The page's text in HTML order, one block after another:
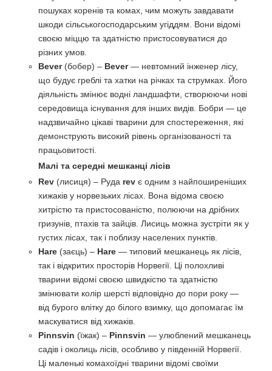
пошуках коренів та комах, чим можуть завдавати
шкоди сільськогосподарським угіддям. Вони відомі
своєю міццю та здатністю пристосовуватися до
різних умов.
Bever(бобер) – Bever— невтомний інженер лісу,
що будує греблі та хатки на річках та струмках. Його
діяльність змінює водні ландшафти, створюючи нові
середовища існування для інших видів. Бобри — це
надзвичайно цікаві тварини для спостереження, які
демонструють високий рівень організованості та
працьовитості.
Малі та середні мешканці лісів
Rev (лисиця) – Руда rev є одним з найпоширеніших
хижаків у норвезьких лісах. Вона відома своєю
хитрістю та пристосованістю, полюючи на дрібних
гризунів, птахів та зайців. Лисиць можна зустріти як у
густих лісах, так і поблизу населених пунктів.
Hare (заєць) – Hare — типовий мешканець як лісів,
так і відкритих просторів Норвегії. Ці полохливі
тварини відомі своєю швидкістю та здатністю
змінювати колір шерсті відповідно до пори року —
від бурого влітку до білого взимку, що допомагає їм
маскуватися від хижаків.
Pinnsvin (їжак) – Pinnsvin — улюблений мешканець
садів і околиць лісів, особливо у південній Норвегії.
Ці маленькі комахоїдні тварини відомі своїми